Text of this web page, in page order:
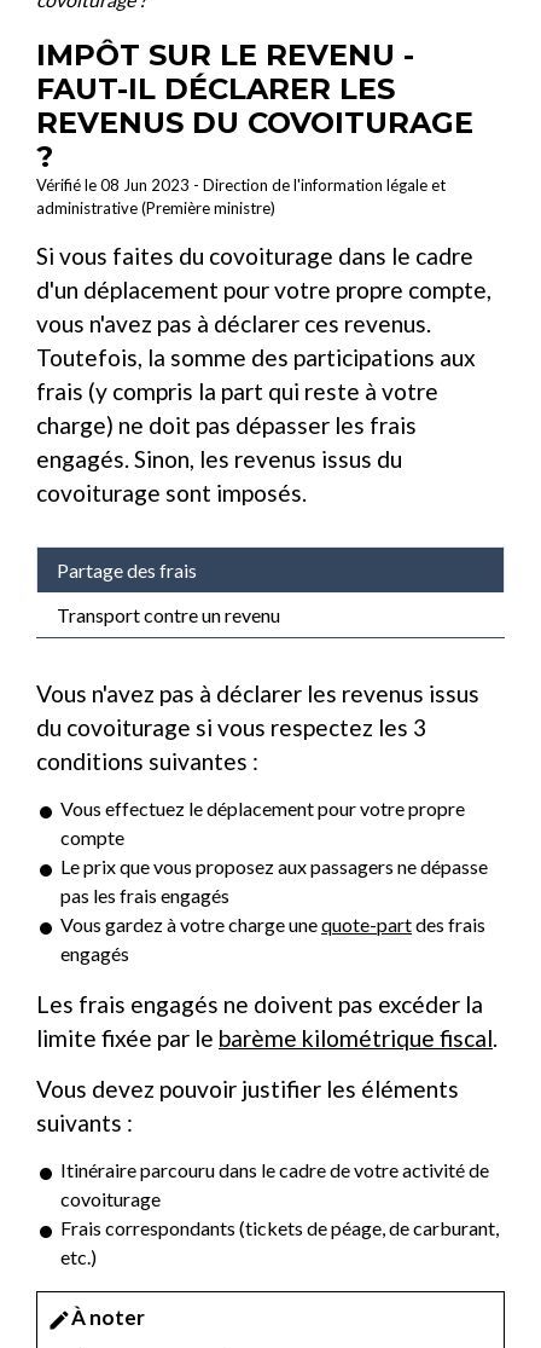
IMPÔT SUR LE REVENU -
FAUT-IL DÉCLARER LES
REVENUS DU COVOITURAGE
?
Vérifié le 08 Jun 2023 - Direction de l'information légale et
administrative (Première ministre)
Si vous faites du covoiturage dans le cadre
d'un déplacement pour votre propre compte,
vous n'avez pas à déclarer ces revenus.
Toutefois, la somme des participations aux
frais (y compris la part qui reste à votre
charge) ne doit pas dépasser les frais
engagés. Sinon, les revenus issus du
covoiturage sont imposés.
Partage des frais
Transport contre un revenu
Vous n'avez pas à déclarer les revenus issus
du covoiturage si vous respectez les 3
conditions suivantes :
Vous effectuez le déplacement pour votre propre
compte
Le prix que vous proposez aux passagers ne dépasse
pas les frais engagés
Vous gardez à votre charge unequote-partdes frais
engagés
Les frais engagés ne doivent pas excéder la
limite fixée par le barème kilométrique fiscal.
Vous devez pouvoir justifier les éléments
suivants :
Itinéraire parcouru dans le cadre de votre activité de
covoiturage
Frais correspondants (tickets de péage, de carburant,
etc.)
editÀ noter